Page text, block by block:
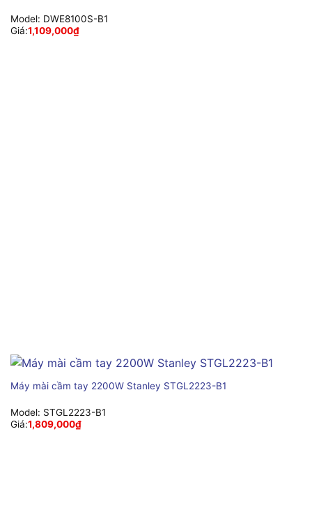
Model: DWE8100S-B1
Giá:1,109,000₫
Máy mài cầm tay 2200W Stanley STGL2223-B1
Model: STGL2223-B1
Giá:1,809,000₫